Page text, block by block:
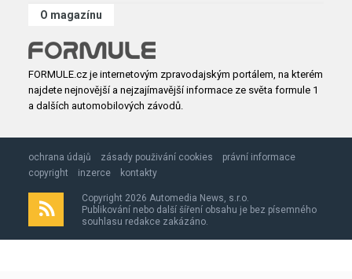
O magazínu
FORMULE.cz je internetovým zpravodajským portálem, na kterém
najdete nejnovější a nejzajímavější informace ze světa formule 1
a dalších automobilových závodů.
ochrana údajů zásady použivání cookies
právní informace
copyright
inzerce kontakty
Copyright 2026 Automedia News, s.r.o.
Publikování nebo další šíření obsahu je bez písemného
souhlasu redakce zakázáno.